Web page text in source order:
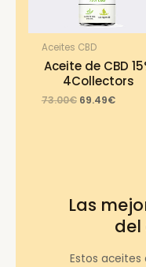
Aceites CBD
Aceite de CBD
4Collectors
73.00€ Original
69.49€
Las
del
Estos aceites